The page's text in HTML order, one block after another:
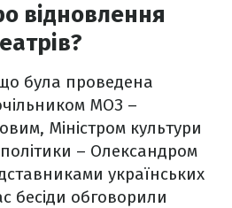
відновлення
була проведена
МОЗ –
Міністром культури
– Олександром
українських
бесіди обговорили